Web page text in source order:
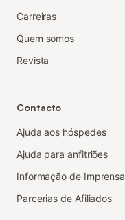
Carreiras
Quem somos
Revista
Contacto
Ajuda aos hóspedes
Ajuda para anfitriões
Informação de Imprensa
Parcerias de Afiliados